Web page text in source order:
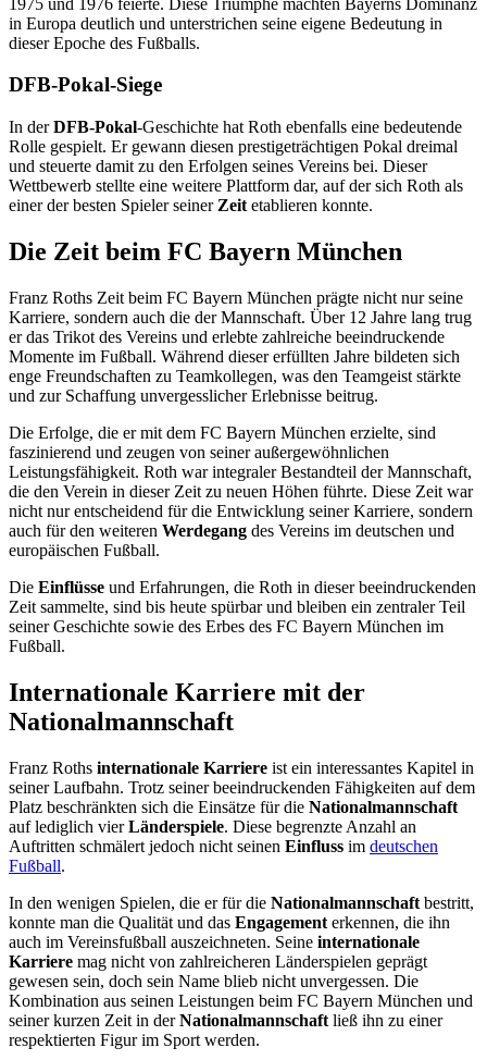
in Europa deutlich und unterstrichen seine eigene Bedeutung in
dieser Epoche des Fußballs.
DFB-Pokal-Siege
In derDFB-Pokal-Geschichte hat Roth ebenfalls eine bedeutende
Rolle gespielt. Er gewann diesen prestigeträchtigen Pokal dreimal
und steuerte damit zu den Erfolgen seines Vereins bei. Dieser
Wettbewerb stellte eine weitere Plattform dar, auf der sich Roth als
einer der besten Spieler seiner Zeit etablieren konnte.
Die Zeit beim FC Bayern München
Franz Roths Zeit beim FC Bayern München prägte nicht nur seine
Karriere, sondern auch die der Mannschaft. Über 12 Jahre lang trug
er das Trikot des Vereins und erlebte zahlreiche beeindruckende
Momente im Fußball. Während dieser erfüllten Jahre bildeten sich
enge Freundschaften zu Teamkollegen, was den Teamgeist stärkte
und zur Schaffung unvergesslicher Erlebnisse beitrug.
Die Erfolge, die er mit dem FC Bayern München erzielte, sind
faszinierend und zeugen von seiner außergewöhnlichen
Leistungsfähigkeit. Roth war integraler Bestandteil der Mannschaft,
die den Verein in dieser Zeit zu neuen Höhen führte. Diese Zeit war
nicht nur entscheidend für die Entwicklung seiner Karriere, sondern
auch für den weiteren Werdegang des Vereins im deutschen und
europäischen Fußball.
Die Einflüsse und Erfahrungen, die Roth in dieser beeindruckenden
Zeit sammelte, sind bis heute spürbar und bleiben ein zentraler Teil
seiner Geschichte sowie des Erbes des FC Bayern München im
Fußball.
Internationale Karriere mit der
Nationalmannschaft
Franz Roths internationale Karriere ist ein interessantes Kapitel in
seiner Laufbahn. Trotz seiner beeindruckenden Fähigkeiten auf dem
Platz beschränkten sich die Einsätze für die Nationalmannschaft
auf lediglich vierLänderspiele. Diese begrenzte Anzahl an
Auftritten schmälert jedoch nicht seinen Einfluss im deutschen
Fußball.
In den wenigen Spielen, die er für die Nationalmannschaft bestritt,
konnte man die Qualität und das Engagement erkennen, die ihn
auch im Vereinsfußball auszeichneten. Seine internationale
Karriere mag nicht von zahlreicheren Länderspielen geprägt
gewesen sein, doch sein Name blieb nicht unvergessen. Die
Kombination aus seinen Leistungen beim FC Bayern München und
seiner kurzen Zeit in derNationalmannschaft ließ ihn zu einer
respektierten Figur im Sport werden.